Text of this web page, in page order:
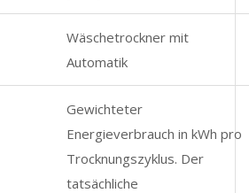
Wäschetrockner mit
Automatik
Gewichteter
Energieverbrauch in kWh pro
Trocknungszyklus. Der
tatsächliche